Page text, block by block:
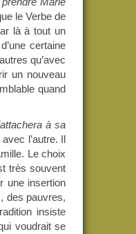
le Verbe de
là à tout un
certaine
qu’avec
un nouveau
quand
à sa
l’autre. Il
Le choix
très souvent
une insertion
des pauvres,
insiste
voudrait se